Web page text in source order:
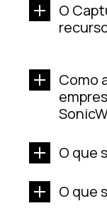
O
Como
O que
O que